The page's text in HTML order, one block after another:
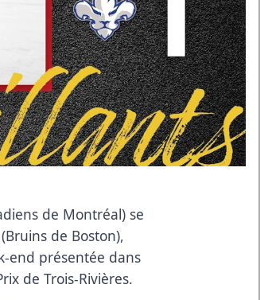
de Montréal) se
de Boston),
end présentée dans
de Trois-Rivières.